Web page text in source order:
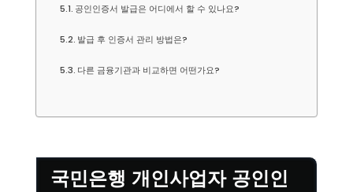
공인인증서 발급은 어디에서 할 수 있나요?
발급 후 인증서 관리 방법은?
다른 금융기관과 비교하면 어떤가요?
국민은행 개인사업자 공인인